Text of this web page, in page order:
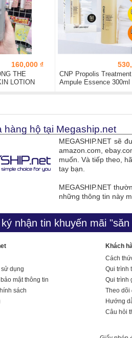
160,000 ₫
THE
LOTION
CNP Propolis Treatment
Ampule Essence 300ml
hàng hộ tại Megaship.net
MEGASHIP.NET sẽ
amazon.com,
muốn. Và tiếp theo,
tay bạn.
MEGASHIP.NET
những thông tin này
nhận tin khuyến mãi
dụng
mật thông tin
sách
Khách
Cách
Qui trình
Qui trình
Theo dõi
Hướng
Câu hỏi